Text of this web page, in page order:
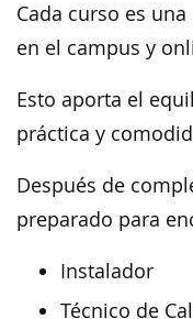
Cada curso es
en el campus y
Esto aporta el
práctica y
Después de
preparado para
Instalador
Técnico de